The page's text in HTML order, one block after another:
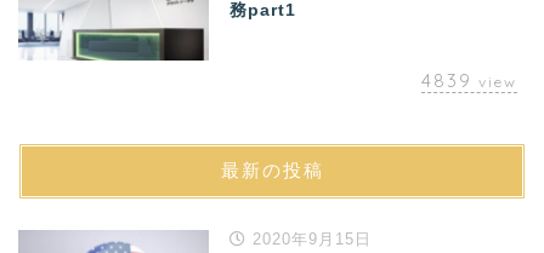
務part1
4839 view
最新の投稿
2020年9月15日